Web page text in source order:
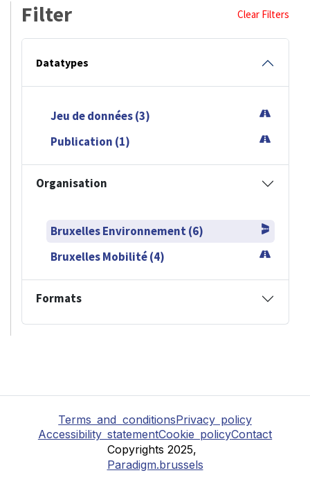
Filter Clear Filters
Datatypes
Jeu de données (3)
Publication (1)
Organisation
Bruxelles Environnement (6)
Bruxelles Mobilité (4)
Formats
Terms and conditionsPrivacy policy
Accessibility statementCookie policyContact
Copyrights 2025,
Paradigm.brussels